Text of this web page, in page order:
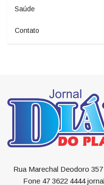
Saúde
Contato
Rua Marechal Deodoro
Fone 47 3622 4444